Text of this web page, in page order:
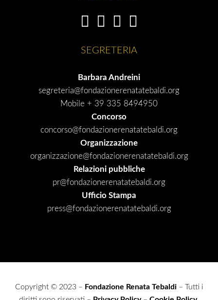
SEGRETERIA
Barbara Andreini
segreteria@fondazionerenatatebaldi.org
Mobile + 39 335 8494950
Concorso
concorso@fondazionerenatatebaldi.org
Organizzazione
organizzazione@fondazionerenatatebaldi.org
Relazioni pubbliche
pr@fondazionerenatatebaldi.org
Ufficio Stampa
press@fondazionerenatatebaldi.org
Copyright © 2023 – Fondazione Renata Tebaldi– Tutti i